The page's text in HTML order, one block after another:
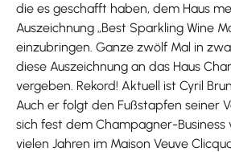
die es geschafft haben, dem Haus
Auszeichnung „Best Sparkling Wine
einzubringen. Ganze zwölf Mal in
diese Auszeichnung an das Haus
vergeben. Rekord! Aktuell ist Cyril
Auch er folgt den Fußstapfen seiner
sich fest dem Champagner-Business
vielen Jahren im Maison Veuve